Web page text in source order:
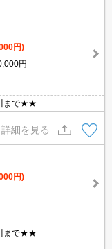
円)
円
まで★★
詳細を見る
円)
まで★★